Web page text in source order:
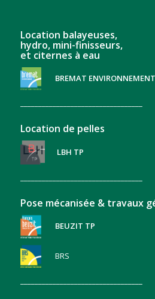
Location balayeuses,
hydro, mini-finisseurs,
et citernes à eau
BREMAT ENVIRONNEMENT
Location de pelles
LBH TP
Pose mécanisée & travaux
BEUZIT TP
BRS